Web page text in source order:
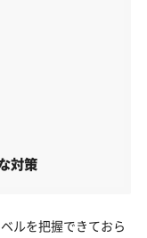
対策
ルを把握できておら